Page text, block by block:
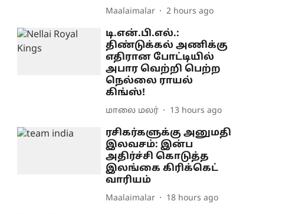
Maalaimalar 2 hours ago
டி.என்.பி.எல்.:
திண்டுக்கல் அணிக்கு
எதிரான போட்டியில்
அபார வெற்றி பெற்ற
நெல்லை ராயல்
கிங்ஸ்!
மாலை மலர் 13 hours ago
ரசிகர்களுக்கு அனுமதி
இலவசம்: இன்ப
அதிர்ச்சி கொடுத்த
இலங்கை கிரிக்கெட்
வாரியம்
Maalaimalar 18 hours ago